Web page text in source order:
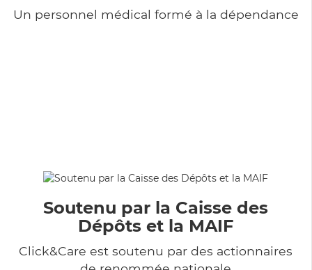
Un personnel médical formé à la dépendance
Soutenu par la Caisse des
Dépôts et la MAIF
Click&Care est soutenu par des actionnaires